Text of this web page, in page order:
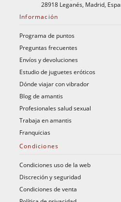
28918 Leganés, Madrid,
Información
Programa de puntos
Preguntas frecuentes
Envíos y devoluciones
Estudio de juguetes eróticos
Dónde viajar con vibrador
Blog de amantis
Profesionales salud sexual
Trabaja en amantis
Franquicias
Condiciones
Condiciones uso de la web
Discreción y seguridad
Condiciones de venta